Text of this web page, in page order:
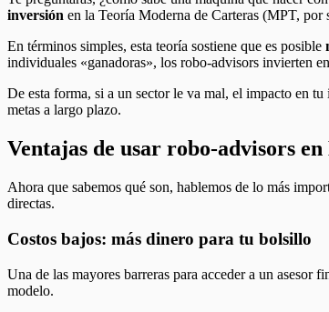
inversión en la Teoría Moderna de Carteras (MPT,
En términos simples, esta teoría sostiene que es posible
individuales «ganadoras», los robo-advisors invierten
De esta forma, si a un sector le va mal, el impacto en
metas a largo plazo.
Ventajas de usar robo-advisors en
Ahora que sabemos qué son, hablemos de lo más
directas.
Costos bajos: más dinero para tu bolsillo
Una de las mayores barreras para acceder a un asesor
modelo.